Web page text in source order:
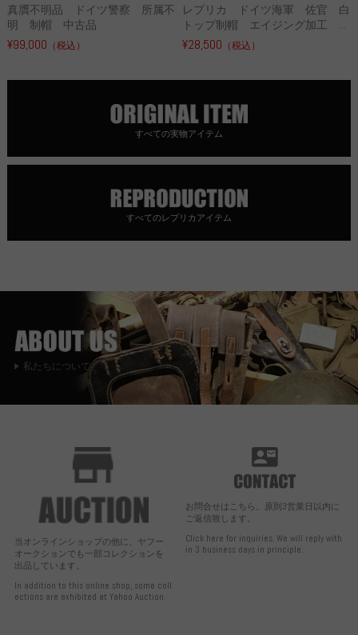
真贋不明品 ドイツ警察 所属不
明 制帽 中古品
¥99,000 （税込）
レプリカ ドイツ海軍 佐官 白
トップ制帽 エイジング加工 ...
¥28,500 （税込）
すべての実物アイテム
すべてのレプリカアイテム
私たちについて
当オンラインショップの他に、ヤフー
オークションでも一部コレクションを
出品しています。
In addition to this online shop, some coll
ections are exhibited at Yahoo Auction.
お問合せはこちら。原則3営業日以内に
ご返信致します。
Click here for inquiries. We will reply with
in 3 business days in principle.